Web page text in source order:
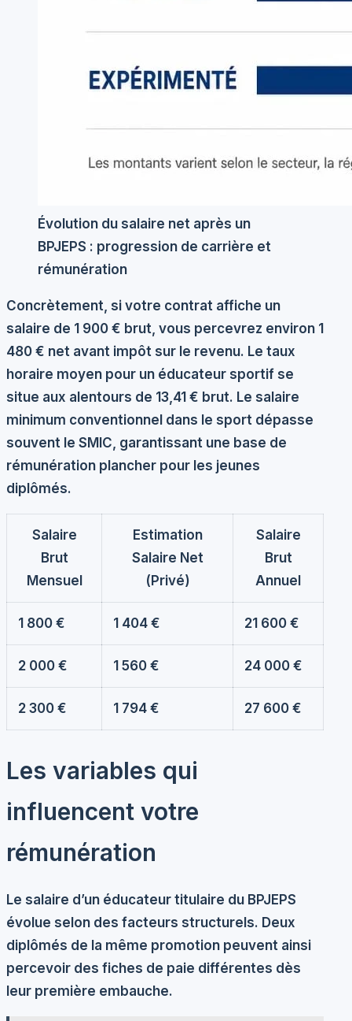
Évolution du salaire net après un
BPJEPS : progression de carrière et
rémunération
Concrètement, si votre contrat affiche un
salaire de 1 900 € brut, vous percevrez environ 1
480 € net avant impôt sur le revenu. Le taux
horaire moyen pour un éducateur sportif se
situe aux alentours de 13,41 € brut. Le salaire
minimum conventionnel dans le sport dépasse
souvent le SMIC, garantissant une base de
rémunération plancher pour les jeunes
diplômés.
Salaire
Brut
Mensuel
Estimation
Salaire Net
(Privé)
Salaire
Brut
Annuel
1 800 € 1 404 € 21 600 €
2 000 € 1 560 € 24 000 €
2 300 € 1 794 € 27 600 €
Les variables qui
influencent votre
rémunération
Le salaire d’un éducateur titulaire du BPJEPS
évolue selon des facteurs structurels. Deux
diplômés de la même promotion peuvent ainsi
percevoir des fiches de paie différentes dès
leur première embauche.